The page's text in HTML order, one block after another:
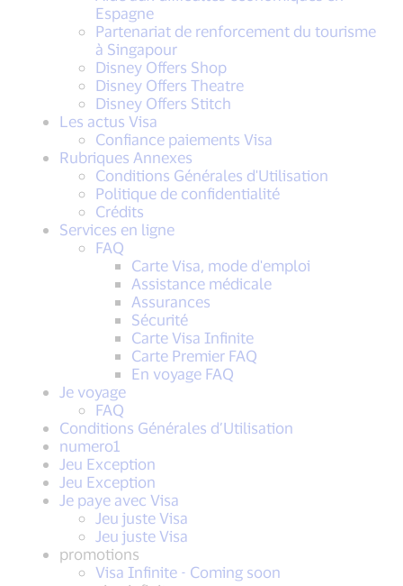
Espagne
Partenariat de renforcement du tourisme
à Singapour
Disney Offers Shop
Disney Offers Theatre
Disney Offers Stitch
Les actus Visa
Confiance paiements Visa
Rubriques Annexes
Conditions Générales d'Utilisation
Politique de confidentialité
Crédits
Services en ligne
FAQ
Carte Visa, mode d'emploi
Assistance médicale
Assurances
Sécurité
Carte Visa Infinite
Carte Premier FAQ
En voyage FAQ
Je voyage
FAQ
Conditions Générales d’Utilisation
numero1
Jeu Exception
Jeu Exception
Je paye avec Visa
Jeu juste Visa
Jeu juste Visa
promotions
Visa Infinite - Coming soon